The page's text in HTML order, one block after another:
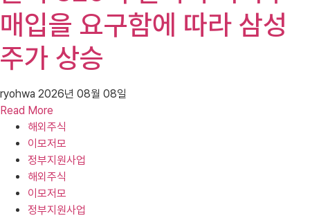
매입을 요구함에 따라 삼성
주가 상승
ryohwa 2026년 08월 08일
Read More
해외주식
이모저모
정부지원사업
해외주식
이모저모
정부지원사업